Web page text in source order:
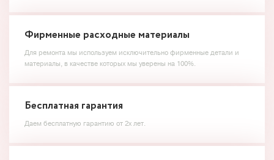
Фирменные расходные материалы
Для ремонта мы используем исключительно фирменные детали и
материалы, в качестве которых мы уверены на 100%.
Бесплатная гарантия
Даем бесплатную гарантию от 2х лет.